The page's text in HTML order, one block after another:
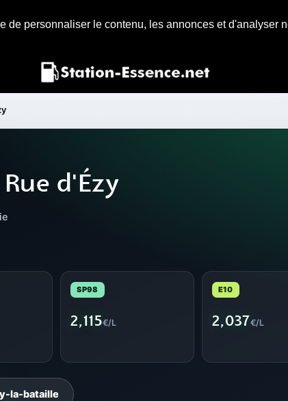
personnaliser le contenu, les annonces et d'analyser
d'Ézy
SP98
2,115€/L
E10
2,037€/L
la-bataille